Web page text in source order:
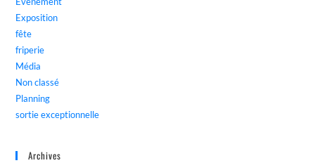
Exposition
fête
friperie
Média
Non classé
Planning
sortie exceptionnelle
Archives